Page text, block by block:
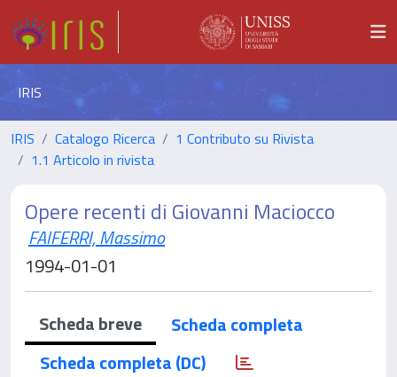
IRIS
IRIS Catalogo Ricerca
1 Contributo su Rivista
1.1 Articolo in rivista
Opere recenti di Giovanni Maciocco
FAIFERRI, Massimo
1994-01-01
Scheda breve
Scheda completa
Scheda completa (DC)